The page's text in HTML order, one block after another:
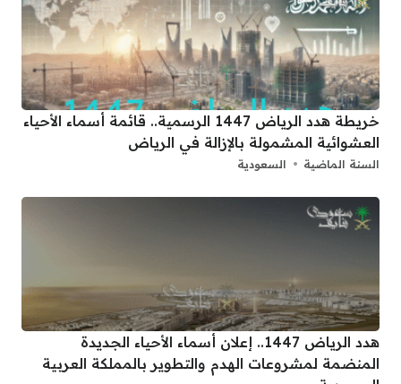
خريطة هدد الرياض 1447 الرسمية.. قائمة أسماء الأحياء
العشوائية المشمولة بالإزالة في الرياض
السنة الماضية السعودية
هدد الرياض 1447.. إعلان أسماء الأحياء الجديدة
المنضمة لمشروعات الهدم والتطوير بالمملكة العربية